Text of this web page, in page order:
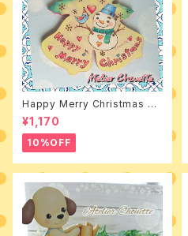
Happy Merry Christmas 素
材付きキット
¥1,170
10%OFF